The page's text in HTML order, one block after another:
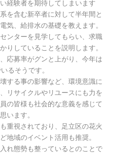
経験者を期待してしまいます
を含む新卒者に対して半年間と
気、給排水の基礎を教えます。
ンターを見学してもらい、求職
りしていることを説明します。
応募率がグンと上がり、今年は
るそうです。
する事の影響など、環境意識に
リサイクルやリユースにも力を
の皆様も社会的な意義を感じて
います。
重視されており、足立区の花火
地域のイベント活用も推奨。
れ態勢も整っているとのことで